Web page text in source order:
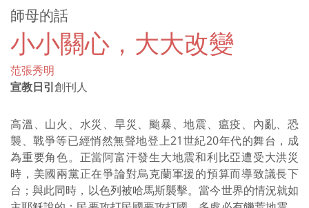
師母的話
小小關心，大大改變
范張秀明
宣教日引創刊人
高溫、山火、水災、旱災、颱暴、地震、瘟疫、內亂、恐
襲、戰爭等已經悄然無聲地登上21世紀20年代的舞台，成
為重要角色。正當阿富汗發生大地震和利比亞遭受大洪災
時，美國兩黨正在爭論對烏克蘭軍援的預算而導致議長下
台；與此同時，以色列被哈馬斯襲擊。當今世界的情況就如